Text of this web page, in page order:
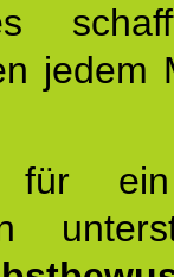
jedem
für